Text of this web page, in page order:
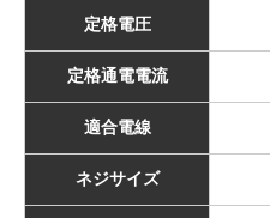
定格電圧
定格通電電流
適合電線
ネジサイズ